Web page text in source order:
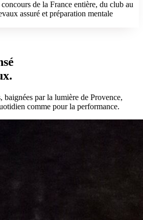
de la France entière, du club au
assuré et préparation mentale
baignées par la lumière de Provence,
comme pour la performance.